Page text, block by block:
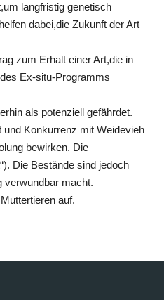
langfristig genetisch
dabei,die Zukunft der Art
zum Erhalt einer Art,die in
Ex-situ-Programms
als potenziell gefährdet.
Konkurrenz mit Weidevieh
bewirken. Die
Die Bestände sind jedoch
verwundbar macht.
auf.